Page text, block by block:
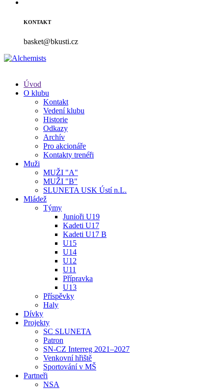
KONTAKT
basket@bkusti.cz
Úvod
O klubu
Kontakt
Vedení klubu
Historie
Odkazy
Archív
Pro akcionáře
Kontakty trenéři
Muži
MUŽI "A"
MUŽI "B"
SLUNETA USK Ústí n.L.
Mládež
Týmy
Junioři U19
Kadeti U17
Kadeti U17 B
U15
U14
U12
U11
Přípravka
U13
Příspěvky
Haly
Dívky
Projekty
SC SLUNETA
Patron
SN-CZ Interreg 2021–2027
Venkovní hřiště
Sportování v MŠ
Partneři
NSA